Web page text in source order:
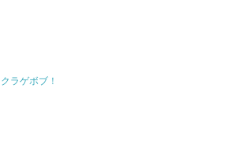
クラゲボブ！